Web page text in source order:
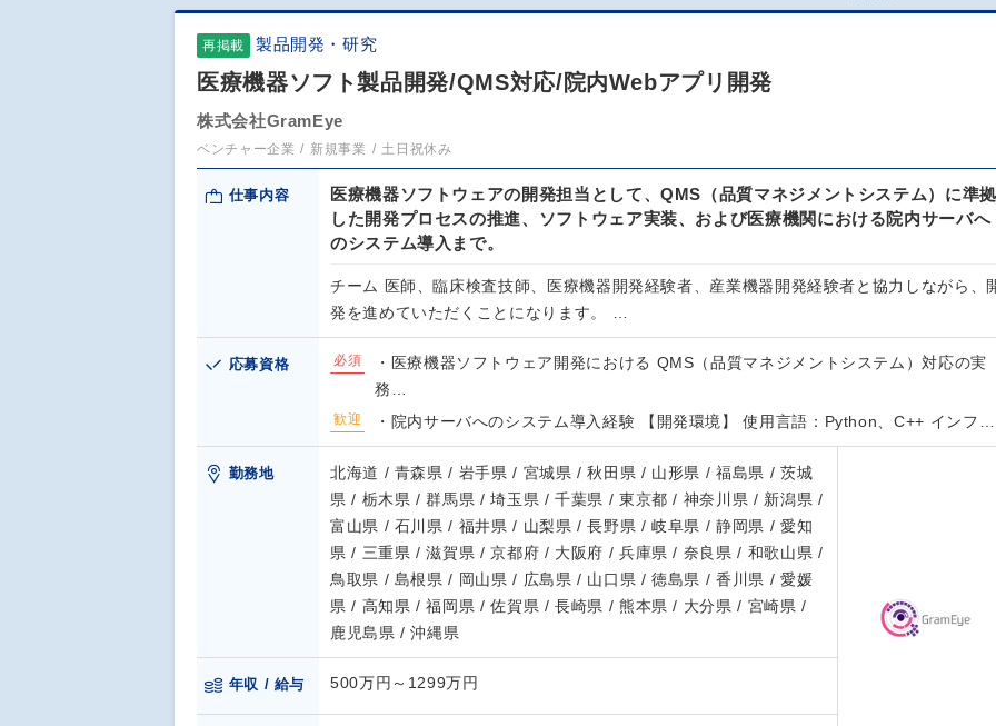
再掲載 製品開発・研究
医療機器ソフト製品開発/QMS対応/院内Webアプリ開発
株式会社GramEye
ベンチャー企業 新規事業 土日祝休み
仕事内容
医療機器ソフトウェアの開発担当として、QMS（品質マネジメントシステム）に準拠
した開発プロセスの推進、ソフトウェア実装、および医療機関における院内サーバへ
のシステム導入まで。
チーム 医師、臨床検査技師、医療機器開発経験者、産業機器開発経験者と協力しながら、
発を進めていただくことになります。 …
応募資格 必須
・医療機器ソフトウェア開発における QMS（品質マネジメントシステム）対応の実
務…
歓迎 ・院内サーバへのシステム導入経験 【開発環境】 使用言語：Python、C++ インフ…
勤務地
北海道 / 青森県 / 岩手県 / 宮城県 / 秋田県 / 山形県 / 福島県 / 茨城
県 / 栃木県 / 群馬県 / 埼玉県 / 千葉県 / 東京都 / 神奈川県 / 新潟県 /
富山県 / 石川県 / 福井県 / 山梨県 / 長野県 / 岐阜県 / 静岡県 / 愛知
県 / 三重県 / 滋賀県 / 京都府 / 大阪府 / 兵庫県 / 奈良県 / 和歌山県 /
鳥取県 / 島根県 / 岡山県 / 広島県 / 山口県 / 徳島県 / 香川県 / 愛媛
県 / 高知県 / 福岡県 / 佐賀県 / 長崎県 / 熊本県 / 大分県 / 宮崎県 /
鹿児島県 / 沖縄県
年収 / 給与 500万円～1299万円